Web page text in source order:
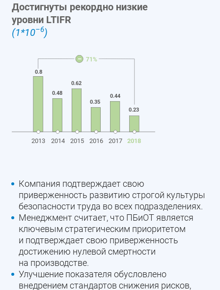
Достигнуты рекордно низкие
уровни LTIFR
(1*10–6)
2015
2013 2014
0.8
0.48
0.62
2016 2017 2018
0.35
71%
–
0.44
0.23
Компания подтверждает свою
приверженность развитию строгой культуры
безопасности труда во всех подразделениях.
Менеджмент считает, что ПБиОТ является
ключевым стратегическим приоритетом
и подтверждает свою приверженность
достижению нулевой смертности
на производстве.
Улучшение показателя обусловлено
внедрением стандартов снижения рисков,